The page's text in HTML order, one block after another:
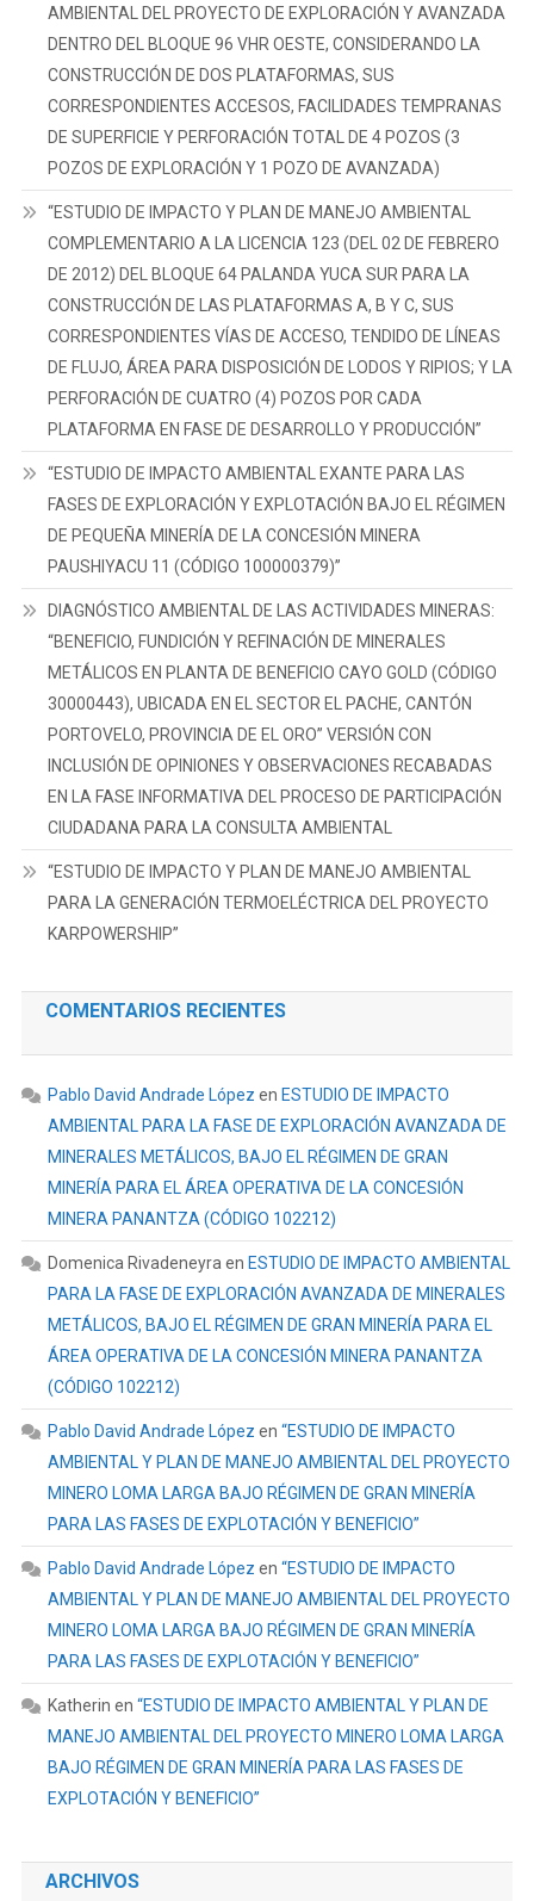
AMBIENTAL DEL PROYECTO DE EXPLORACIÓN Y AVANZADA
DENTRO DEL BLOQUE 96 VHR OESTE, CONSIDERANDO LA
CONSTRUCCIÓN DE DOS PLATAFORMAS, SUS
CORRESPONDIENTES ACCESOS, FACILIDADES TEMPRANAS
DE SUPERFICIE Y PERFORACIÓN TOTAL DE 4 POZOS (3
POZOS DE EXPLORACIÓN Y 1 POZO DE AVANZADA)
“ESTUDIO DE IMPACTO Y PLAN DE MANEJO AMBIENTAL
COMPLEMENTARIO A LA LICENCIA 123 (DEL 02 DE FEBRERO
DE 2012) DEL BLOQUE 64 PALANDA YUCA SUR PARA LA
CONSTRUCCIÓN DE LAS PLATAFORMAS A, B Y C, SUS
CORRESPONDIENTES VÍAS DE ACCESO, TENDIDO DE LÍNEAS
DE FLUJO, ÁREA PARA DISPOSICIÓN DE LODOS Y RIPIOS; Y LA
PERFORACIÓN DE CUATRO (4) POZOS POR CADA
PLATAFORMA EN FASE DE DESARROLLO Y PRODUCCIÓN”
“ESTUDIO DE IMPACTO AMBIENTAL EXANTE PARA LAS
FASES DE EXPLORACIÓN Y EXPLOTACIÓN BAJO EL RÉGIMEN
DE PEQUEÑA MINERÍA DE LA CONCESIÓN MINERA
PAUSHIYACU 11 (CÓDIGO 100000379)”
DIAGNÓSTICO AMBIENTAL DE LAS ACTIVIDADES MINERAS:
“BENEFICIO, FUNDICIÓN Y REFINACIÓN DE MINERALES
METÁLICOS EN PLANTA DE BENEFICIO CAYO GOLD (CÓDIGO
30000443), UBICADA EN EL SECTOR EL PACHE, CANTÓN
PORTOVELO, PROVINCIA DE EL ORO” VERSIÓN CON
INCLUSIÓN DE OPINIONES Y OBSERVACIONES RECABADAS
EN LA FASE INFORMATIVA DEL PROCESO DE PARTICIPACIÓN
CIUDADANA PARA LA CONSULTA AMBIENTAL
“ESTUDIO DE IMPACTO Y PLAN DE MANEJO AMBIENTAL
PARA LA GENERACIÓN TERMOELÉCTRICA DEL PROYECTO
KARPOWERSHIP”
COMENTARIOS RECIENTES
Pablo David Andrade López en ESTUDIO DE IMPACTO
AMBIENTAL PARA LA FASE DE EXPLORACIÓN AVANZADA DE
MINERALES METÁLICOS, BAJO EL RÉGIMEN DE GRAN
MINERÍA PARA EL ÁREA OPERATIVA DE LA CONCESIÓN
MINERA PANANTZA (CÓDIGO 102212)
Domenica Rivadeneyra en ESTUDIO DE IMPACTO AMBIENTAL
PARA LA FASE DE EXPLORACIÓN AVANZADA DE MINERALES
METÁLICOS, BAJO EL RÉGIMEN DE GRAN MINERÍA PARA EL
ÁREA OPERATIVA DE LA CONCESIÓN MINERA PANANTZA
(CÓDIGO 102212)
Pablo David Andrade López en “ESTUDIO DE IMPACTO
AMBIENTAL Y PLAN DE MANEJO AMBIENTAL DEL PROYECTO
MINERO LOMA LARGA BAJO RÉGIMEN DE GRAN MINERÍA
PARA LAS FASES DE EXPLOTACIÓN Y BENEFICIO”
Pablo David Andrade López en “ESTUDIO DE IMPACTO
AMBIENTAL Y PLAN DE MANEJO AMBIENTAL DEL PROYECTO
MINERO LOMA LARGA BAJO RÉGIMEN DE GRAN MINERÍA
PARA LAS FASES DE EXPLOTACIÓN Y BENEFICIO”
Katherin en “ESTUDIO DE IMPACTO AMBIENTAL Y PLAN DE
MANEJO AMBIENTAL DEL PROYECTO MINERO LOMA LARGA
BAJO RÉGIMEN DE GRAN MINERÍA PARA LAS FASES DE
EXPLOTACIÓN Y BENEFICIO”
ARCHIVOS